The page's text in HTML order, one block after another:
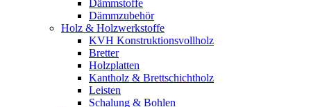
Dämmstoffe
Dämmzubehör
Holz & Holzwerkstoffe
KVH Konstruktionsvollholz
Bretter
Holzplatten
Kantholz & Brettschichtholz
Leisten
Schalung & Bohlen